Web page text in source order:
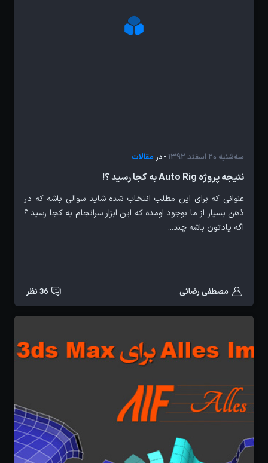
سه‌شنبه 20 اسفند 1392 - در مقالات
نتیجه پروژه Auto Rig به کجا رسید ؟!
عنوانی که برای این مطلب انتخاب شده شاید سوالی باشه که در
ذهن بسیار از ما بوجود اومده که این ابزار سرانجام به کجا رسید ؟
اگه یادتون باشه چند...
مصطفی رضائی 36 نظر